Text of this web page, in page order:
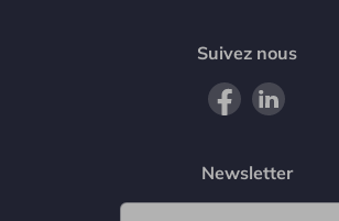
Suivez nous
Newsletter